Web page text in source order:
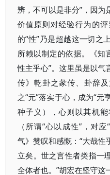
辨，不可以是非分”，因为
价值原则对经验行为的
的“性”乃是超越这一切之
所赖以制定的依据。《知
性主乎心”。这里虽是以气
传》乾卦之彖传、卦辞
之“元”落实于心，成为“元
种子义），心则以其机
（所谓“心以成性”，对
气》赞叹和感慨：“大哉
立矣。世之言性者类指一
全体者也。”胡宏在坚守这